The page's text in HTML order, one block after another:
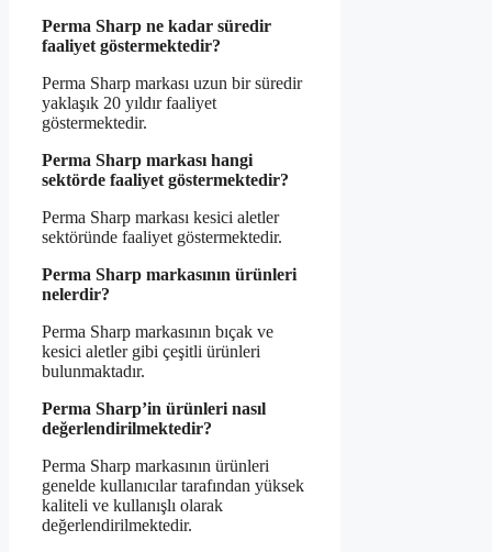
Perma Sharp ne kadar süredir
faaliyet göstermektedir?
Perma Sharp markası uzun bir süredir
yaklaşık 20 yıldır faaliyet
göstermektedir.
Perma Sharp markası hangi
sektörde faaliyet göstermektedir?
Perma Sharp markası kesici aletler
sektöründe faaliyet göstermektedir.
Perma Sharp markasının ürünleri
nelerdir?
Perma Sharp markasının bıçak ve
kesici aletler gibi çeşitli ürünleri
bulunmaktadır.
Perma Sharp’in ürünleri nasıl
değerlendirilmektedir?
Perma Sharp markasının ürünleri
genelde kullanıcılar tarafından yüksek
kaliteli ve kullanışlı olarak
değerlendirilmektedir.